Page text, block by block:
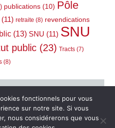
publications (10) Pôle
(11) retraite (8) revendications
(13) SNU (11) SNU
public (23) Tracts (7)
(8)
fonctionnels pour vous
sur notre site. Si vous
nous considérerons que vous